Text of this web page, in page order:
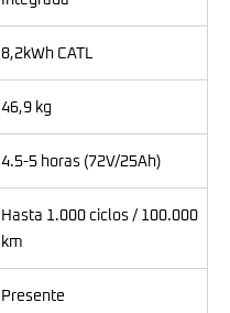
8,2kWh CATL
46,9 kg
4.5-5 horas (72V/25Ah)
Hasta 1.000 ciclos / 100.000
km
Presente